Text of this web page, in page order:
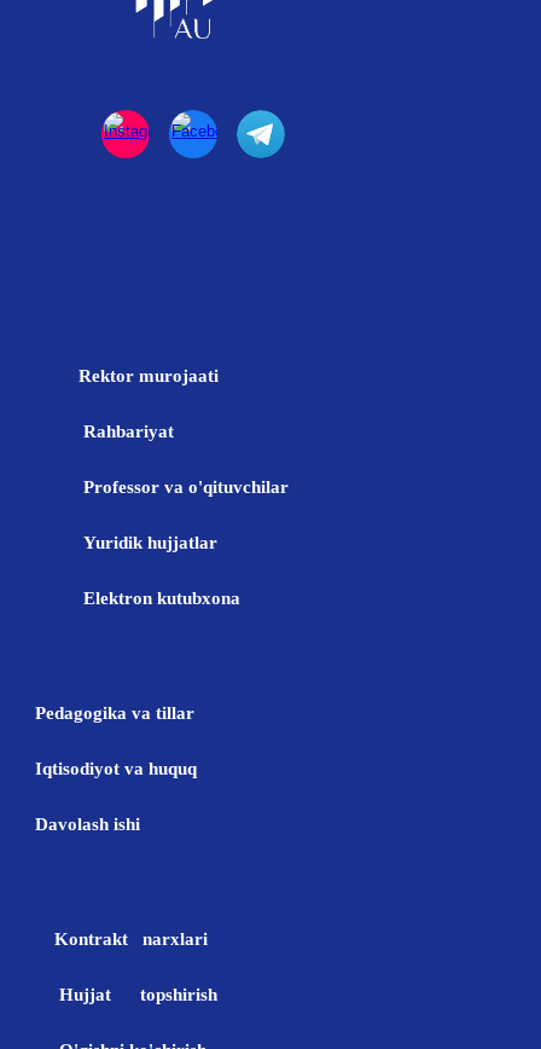
Rektor murojaati
Rahbariyat
Professor va o'qituvchilar
Yuridik hujjatlar
Elektron kutubxona
Pedagogika va tillar
Iqtisodiyot va huquq
Davolash ishi
Kontrakt narxlari
Hujjat topshirish